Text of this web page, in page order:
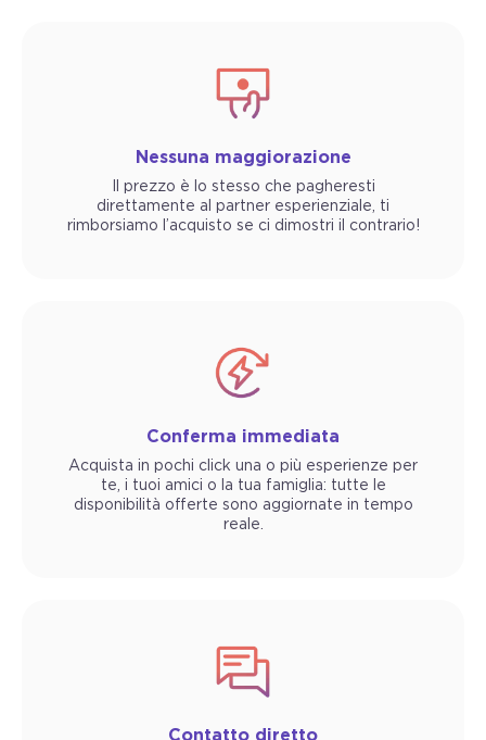
Nessuna maggiorazione
Il prezzo è lo stesso che pagheresti
direttamente al partner esperienziale, ti
rimborsiamo l’acquisto se ci dimostri il contrario!
Conferma immediata
Acquista in pochi click una o più esperienze per
te, i tuoi amici o la tua famiglia: tutte le
disponibilità offerte sono aggiornate in tempo
reale.
Contatto diretto